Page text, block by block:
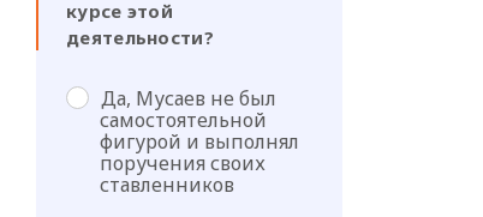
курсе этой
деятельности?
Да, Мусаев не был
самостоятельной
фигурой и выполнял
поручения своих
ставленников